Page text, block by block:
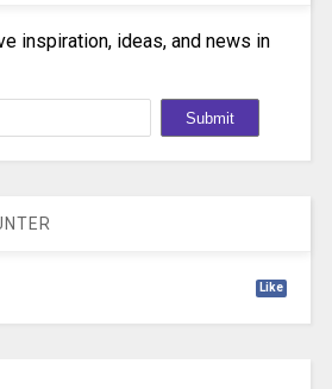
inspiration, ideas, and news in
Like